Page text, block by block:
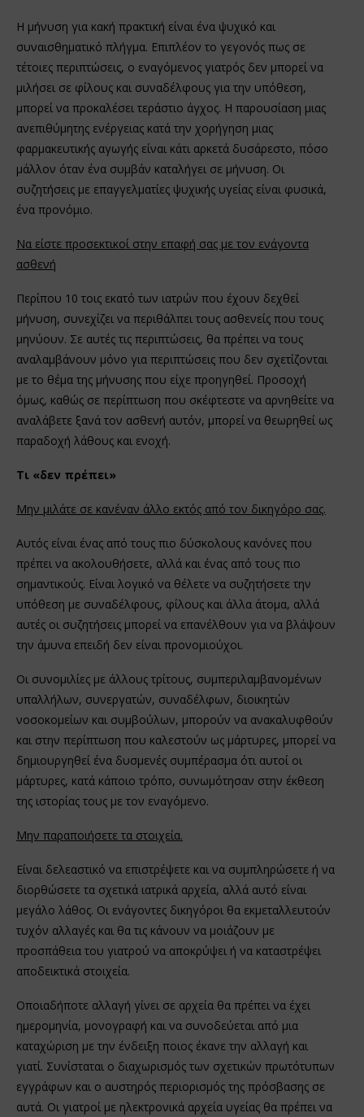
Η μήνυση για κακή πρακτική είναι ένα ψυχικό και
συναισθηματικό πλήγμα. Επιπλέον το γεγονός πως σε
τέτοιες περιπτώσεις, ο εναγόμενος γιατρός δεν μπορεί να
μιλήσει σε φίλους και συναδέλφους για την υπόθεση,
μπορεί να προκαλέσει τεράστιο άγχος. Η παρουσίαση μιας
ανεπιθύμητης ενέργειας κατά την χορήγηση μιας
φαρμακευτικής αγωγής είναι κάτι αρκετά δυσάρεστο, πόσο
μάλλον όταν ένα συμβάν καταλήγει σε μήνυση. Οι
συζητήσεις με επαγγελματίες ψυχικής υγείας είναι φυσικά,
ένα προνόμιο.
Να είστε προσεκτικοί στην επαφή σας με τον ενάγοντα
ασθενή
Περίπου 10 τοις εκατό των ιατρών που έχουν δεχθεί
μήνυση, συνεχίζει να περιθάλπει τους ασθενείς που τους
μηνύουν. Σε αυτές τις περιπτώσεις, θα πρέπει να τους
αναλαμβάνουν μόνο για περιπτώσεις που δεν σχετίζονται
με το θέμα της μήνυσης που είχε προηγηθεί. Προσοχή
όμως, καθώς σε περίπτωση που σκέφτεστε να αρνηθείτε να
αναλάβετε ξανά τον ασθενή αυτόν, μπορεί να θεωρηθεί ως
παραδοχή λάθους και ενοχή.
Τι «δεν πρέπει»
Μην μιλάτε σε κανέναν άλλο εκτός από τον δικηγόρο σας.
Αυτός είναι ένας από τους πιο δύσκολους κανόνες που
πρέπει να ακολουθήσετε, αλλά και ένας από τους πιο
σημαντικούς. Είναι λογικό να θέλετε να συζητήσετε την
υπόθεση με συναδέλφους, φίλους και άλλα άτομα, αλλά
αυτές οι συζητήσεις μπορεί να επανέλθουν για να βλάψουν
την άμυνα επειδή δεν είναι προνομιούχοι.
Οι συνομιλίες με άλλους τρίτους, συμπεριλαμβανομένων
υπαλλήλων, συνεργατών, συναδέλφων, διοικητών
νοσοκομείων και συμβούλων, μπορούν να ανακαλυφθούν
και στην περίπτωση που καλεστούν ως μάρτυρες, μπορεί να
δημιουργηθεί ένα δυσμενές συμπέρασμα ότι αυτοί οι
μάρτυρες, κατά κάποιο τρόπο, συνωμότησαν στην έκθεση
της ιστορίας τους με τον εναγόμενο.
Μην παραποιήσετε τα στοιχεία.
Είναι δελεαστικό να επιστρέψετε και να συμπληρώσετε ή να
διορθώσετε τα σχετικά ιατρικά αρχεία, αλλά αυτό είναι
μεγάλο λάθος. Οι ενάγοντες δικηγόροι θα εκμεταλλευτούν
τυχόν αλλαγές και θα τις κάνουν να μοιάζουν με
προσπάθεια του γιατρού να αποκρύψει ή να καταστρέψει
αποδεικτικά στοιχεία.
Οποιαδήποτε αλλαγή γίνει σε αρχεία θα πρέπει να έχει
ημερομηνία, μονογραφή και να συνοδεύεται από μια
καταχώριση με την ένδειξη ποιος έκανε την αλλαγή και
γιατί. Συνίσταται ο διαχωρισμός των σχετικών πρωτότυπων
εγγράφων και ο αυστηρός περιορισμός της πρόσβασης σε
αυτά. Οι γιατροί με ηλεκτρονικά αρχεία υγείας θα πρέπει να